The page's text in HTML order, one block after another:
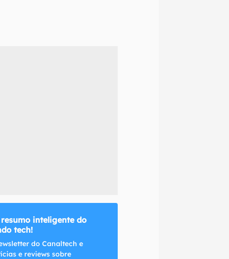
primeira
resumo inteligente do
tech!
do Canaltech e
e reviews sobre